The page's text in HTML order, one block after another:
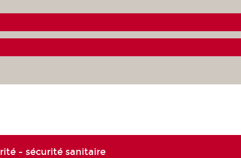
- sécurité sanitaire